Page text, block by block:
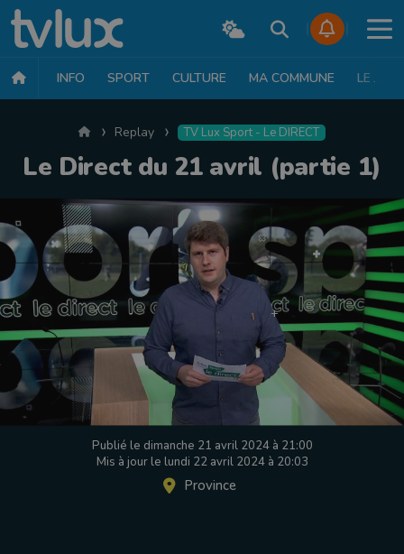
INFO SPORT CULTURE MA COMMUNE LE JT
AccueilReplay TV Lux Sport - Le DIRECT
Le Direct du 21 avril (partie 1)
Publié le dimanche 21 avril 2024 à 21:00
Mis à jour le lundi 22 avril 2024 à 20:03
Province